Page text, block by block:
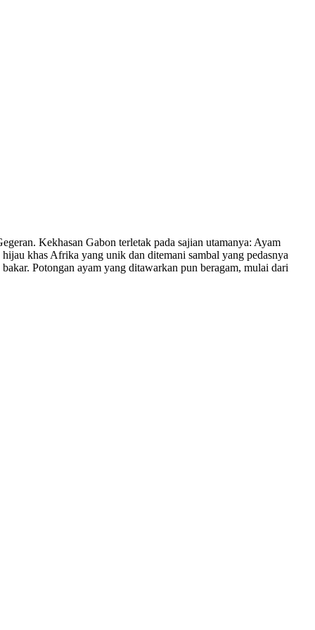
Kekhasan Gabon terletak pada sajian utamanya: Ayam
khas Afrika yang unik dan ditemani sambal yang pedasnya
Potongan ayam yang ditawarkan pun beragam, mulai dari